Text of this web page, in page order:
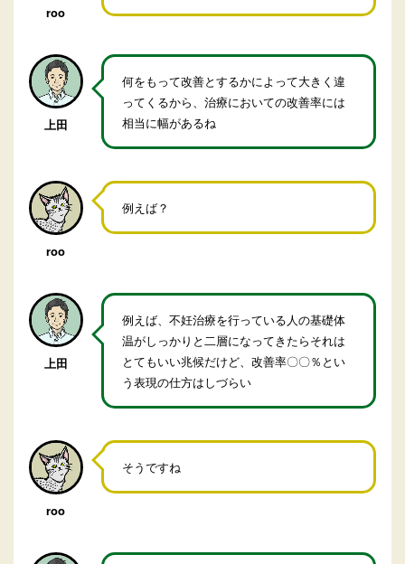
roo
上田
何をもって改善とするかによって大きく違
ってくるから、治療においての改善率には
相当に幅があるね
roo
例えば？
上田
例えば、不妊治療を行っている人の基礎体
温がしっかりと二層になってきたらそれは
とてもいい兆候だけど、改善率〇〇％とい
う表現の仕方はしづらい
roo
そうですね